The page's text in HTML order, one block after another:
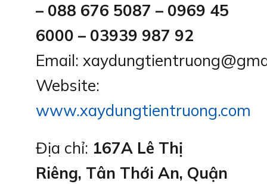
– 088 676 5087 – 0969 45
6000 – 03939 987 92
Email:
Website:
www.xaydungtientruong.com
Địa chỉ: 167A Lê Thị
Riêng, Tân Thới An, Quận